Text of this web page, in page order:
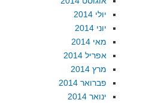
יולי 2014
יוני 2014
מאי 2014
אפריל 2014
מרץ 2014
פברואר 2014
ינואר 2014